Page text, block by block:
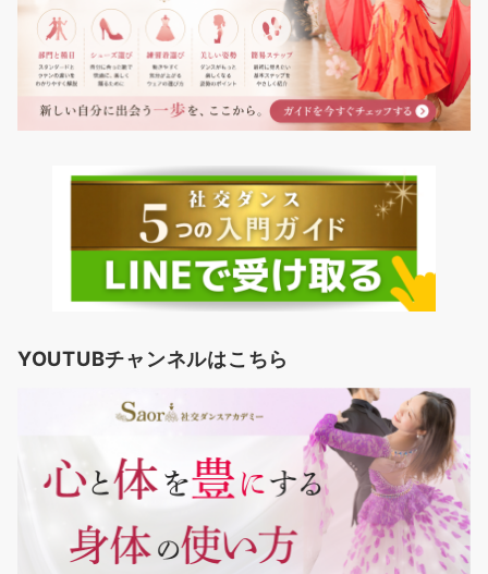
YOUTUBチャンネルはこちら